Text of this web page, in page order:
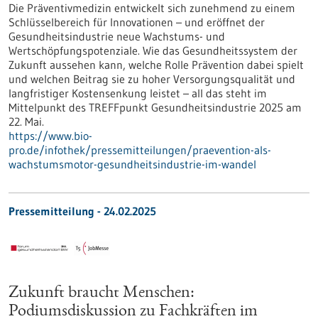
Die Präventivmedizin entwickelt sich zunehmend zu einem
Schlüsselbereich für Innovationen – und eröffnet der
Gesundheitsindustrie neue Wachstums- und
Wertschöpfungspotenziale. Wie das Gesundheitssystem der
Zukunft aussehen kann, welche Rolle Prävention dabei spielt
und welchen Beitrag sie zu hoher Versorgungsqualität und
langfristiger Kostensenkung leistet – all das steht im
Mittelpunkt des TREFFpunkt Gesundheitsindustrie 2025 am
22. Mai.
https://www.bio-
pro.de/infothek/pressemitteilungen/praevention-als-
wachstumsmotor-gesundheitsindustrie-im-wandel
Pressemitteilung - 24.02.2025
Zukunft braucht Menschen:
Podiumsdiskussion zu Fachkräften im